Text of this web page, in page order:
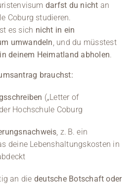
darfst du nicht an
Coburg studieren.
es sich nicht in ein
umwandeln, und du müsstest
deinem Heimatland abholen.
brauchst:
(„Letter of
Hochschule Coburg
, z. B. ein
deine Lebenshaltungskosten in
an die deutsche Botschaft oder